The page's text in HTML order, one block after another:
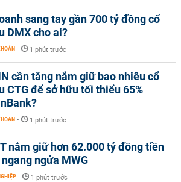
sang tay gần 700 tỷ đồng cổ
DMX cho ai?
- 1 phút trước
cần tăng nắm giữ bao nhiêu cổ
CTG để sở hữu tối thiểu 65%
- 1 phút trước
nắm giữ hơn 62.000 tỷ đồng tiền
ngửa MWG
- 1 phút trước